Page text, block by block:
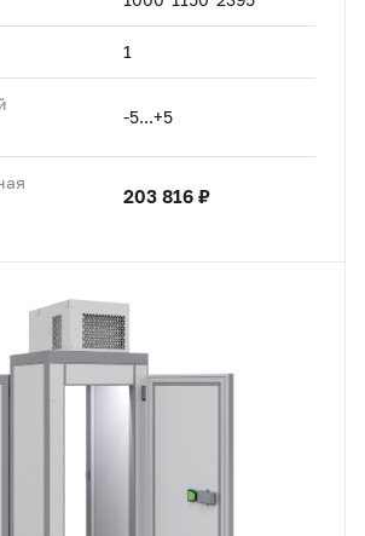
1
-5...+5
203 816 ₽